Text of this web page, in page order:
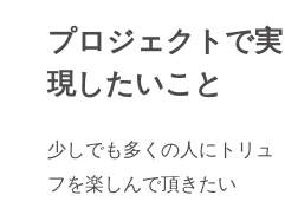
プロジェクトで実
現したいこと
少しでも多くの人にトリュ
フを楽しんで頂きたい